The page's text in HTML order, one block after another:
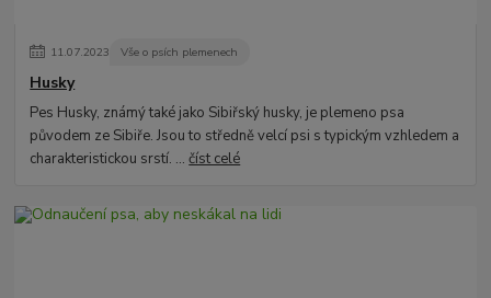
11.07.2023 Vše o psích plemenech
Husky
Pes Husky, známý také jako Sibiřský husky, je plemeno psa
původem ze Sibiře. Jsou to středně velcí psi s typickým vzhledem a
charakteristickou srstí. ...číst celé